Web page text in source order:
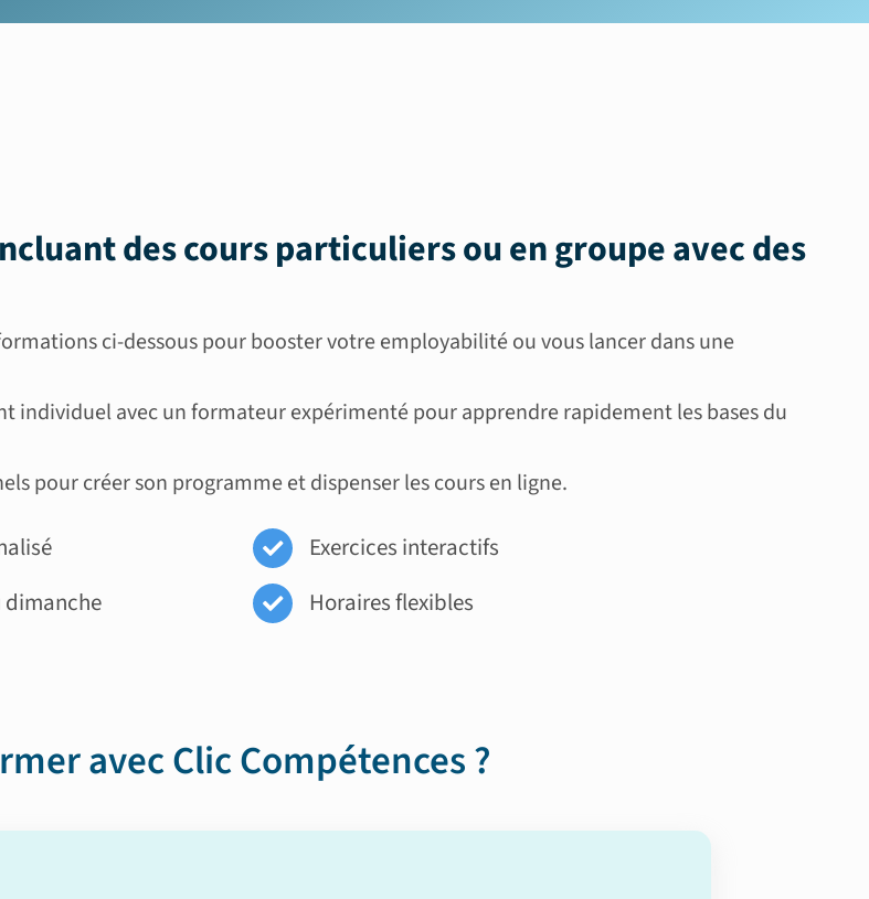
descours particuliers ou en groupeavec des
ci-dessous pour booster votre employabilité ou vous lancer dans une
avec un formateur expérimenté pour apprendre rapidement les bases du
pour créer son programme et dispenser les cours en ligne.
Exercices interactifs
Horaires flexibles
avec Clic Compétences ?